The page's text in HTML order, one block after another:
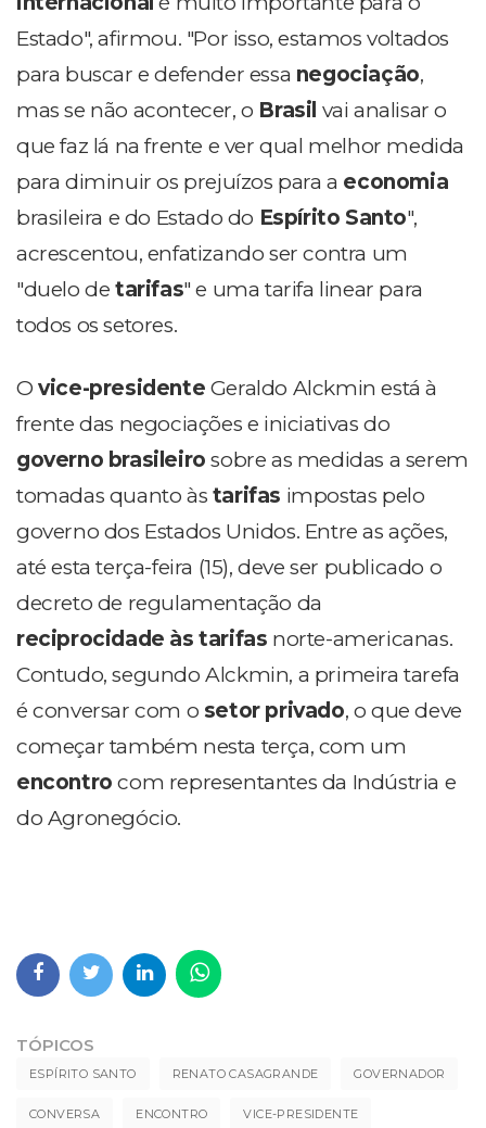
Estado", afirmou. "Por isso, estamos voltados
para buscar e defender essa negociação,
mas se não acontecer, o Brasil vai analisar o
que faz lá na frente e ver qual melhor medida
para diminuir os prejuízos para a economia
brasileira e do Estado do Espírito Santo",
acrescentou, enfatizando ser contra um
"duelo de tarifas" e uma tarifa linear para
todos os setores.
Ovice-presidente Geraldo Alckmin está à
frente das negociações e iniciativas do
governo brasileiro sobre as medidas a serem
tomadas quanto às tarifas impostas pelo
governo dos Estados Unidos. Entre as ações,
até esta terça-feira (15), deve ser publicado o
decreto de regulamentação da
reciprocidade às tarifas norte-americanas.
Contudo, segundo Alckmin, a primeira tarefa
é conversar com o setor privado, o que deve
começar também nesta terça, com um
encontro com representantes da Indústria e
do Agronegócio.
TÓPICOS
ESPÍRITO SANTO RENATO CASAGRANDE GOVERNADOR
CONVERSA ENCONTRO VICE-PRESIDENTE